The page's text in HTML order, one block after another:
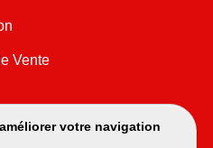
votre navigation
Vente